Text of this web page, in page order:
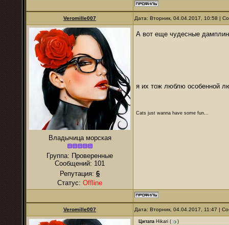
Veromille007 Дата: Вторник, 04.04.2017, 10:58 |
Владычица морская
Группа: Проверенные
Сообщений: 101
Репутация: 6
Статус: Offline
А вот еще чудесные
я их тож люблю особенной
Cats just wanna have some fun...
Veromille007 Дата: Вторник, 04.04.2017, 11:47 |
Цитата Hikari (
)